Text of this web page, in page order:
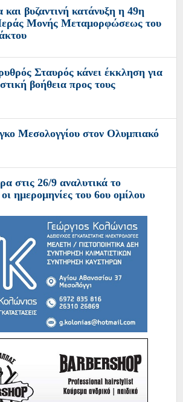
βυζαντινή κατάνυξη η 49η
Μονής Μεταμορφώσεως του
Σταυρός κάνει έκκληση για
βοήθεια προς τους
Μεσολογγίου στον Ολυμπιακό
στις 26/9 αναλυτικά το
ημερομηνίες του 6ου ομίλου